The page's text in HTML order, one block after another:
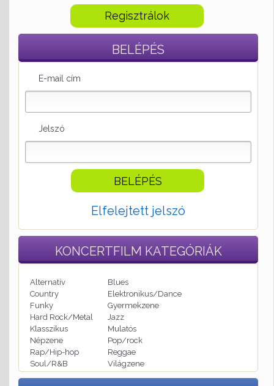
Regisztrálok
BELÉPÉS
E-mail cím
Jelszó
Elfelejtett jelszó
KONCERTFILM KATEGÓRIÁK
Alternatív
Blues
Country
Elektronikus/Dance
Funky
Gyermekzene
Hard Rock/Metal
Jazz
Klasszikus
Mulatós
Népzene
Pop/rock
Rap/Hip-hop
Reggae
Soul/R&B
Világzene